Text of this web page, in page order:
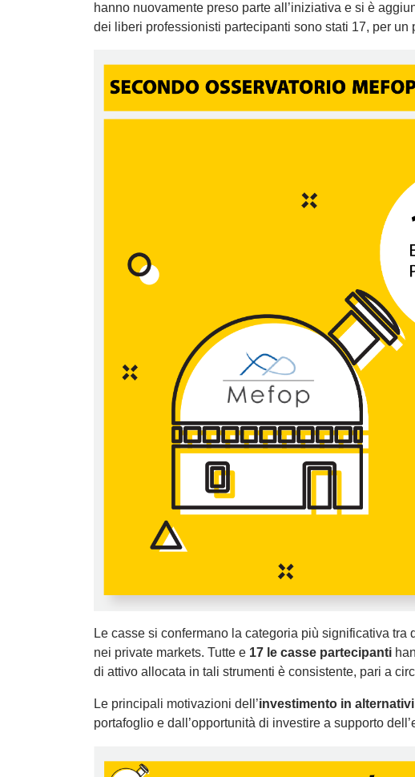
hanno nuovamente preso parte all’iniziativa e si è
dei liberi professionisti partecipanti sono stati 17, per
Le casse si confermano la categoria più significativa
nei private markets. Tutte e 17 le casse partecipanti
di attivo allocata in tali strumenti è consistente, pari a
Le principali motivazioni dell’investimento in alternativi
portafoglio e dall’opportunità di investire a supporto